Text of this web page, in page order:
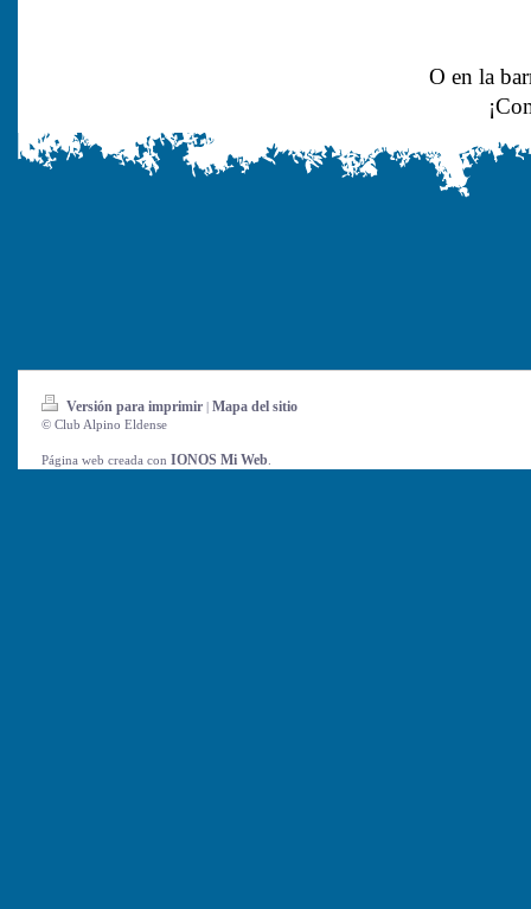
O en la
Versión para imprimir | Mapa del sitio
© Club Alpino Eldense
Página web creada con IONOS Mi Web